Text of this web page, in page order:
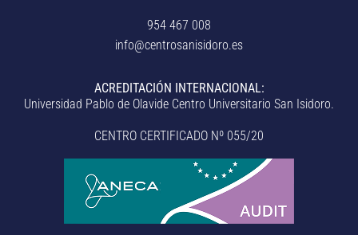
954 467 008
info@centrosanisidoro.es
ACREDITACIÓN INTERNACIONAL:
Universidad Pablo de Olavide Centro Universitario San Isidoro.
CENTRO CERTIFICADO Nº 055/20